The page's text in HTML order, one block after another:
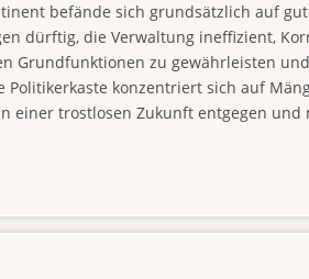
befände sich grundsätzlich auf
dürftig, die Verwaltung ineffizient,
Grundfunktionen zu gewährleisten
konzentriert sich auf
einer trostlosen Zukunft entgegen